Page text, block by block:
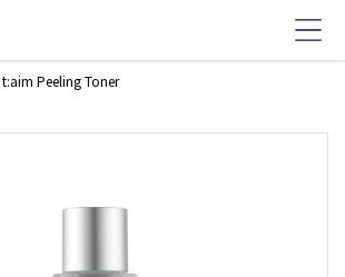
t:aim Peeling Toner